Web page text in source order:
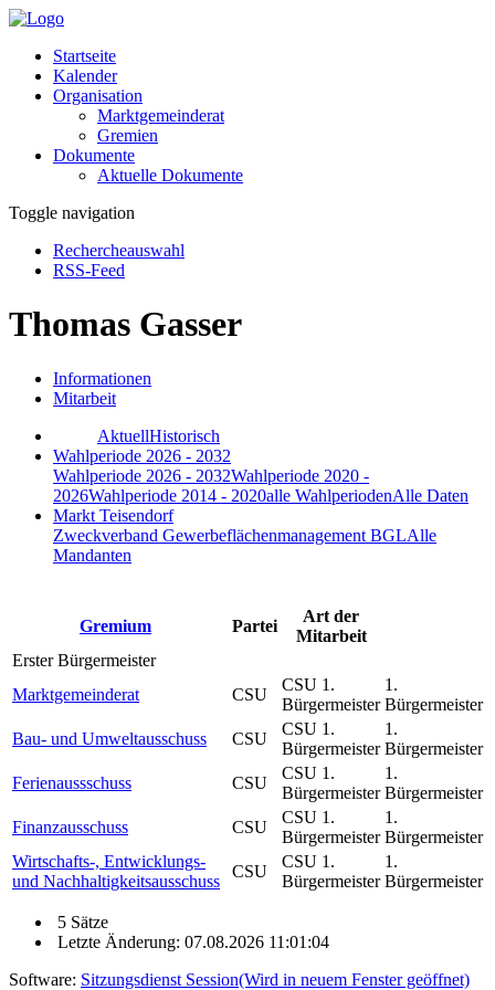
Startseite
Kalender
Organisation
Marktgemeinderat
Gremien
Dokumente
Aktuelle Dokumente
Toggle navigation
Rechercheauswahl
RSS-Feed
Thomas Gasser
Informationen
Mitarbeit
AktuellHistorisch
Wahlperiode 2026 - 2032
Wahlperiode 2026 - 2032Wahlperiode 2020 -
2026Wahlperiode 2014 - 2020alle WahlperiodenAlle Daten
Markt Teisendorf
Zweckverband Gewerbeflächenmanagement BGLAlle
Mandanten
Gremium Partei
Art der
Mitarbeit
Erster Bürgermeister
Marktgemeinderat
CSU
CSU 1.
Bürgermeister
1.
Bürgermeister
Bau- und Umweltausschuss
CSU
CSU 1.
Bürgermeister
1.
Bürgermeister
Ferienaussschuss
CSU
CSU 1.
Bürgermeister
1.
Bürgermeister
Finanzausschuss
CSU
CSU 1.
Bürgermeister
1.
Bürgermeister
Wirtschafts-, Entwicklungs-
und Nachhaltigkeitsausschuss
CSU
CSU 1.
Bürgermeister
1.
Bürgermeister
5 Sätze
Letzte Änderung: 07.08.2026 11:01:04
Software: Sitzungsdienst Session(Wird in neuem Fenster geöffnet)